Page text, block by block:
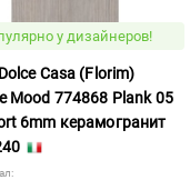
у дизайнеров!
Casa (Florim)
Mood 774868 Plank 05
6mm керамогранит